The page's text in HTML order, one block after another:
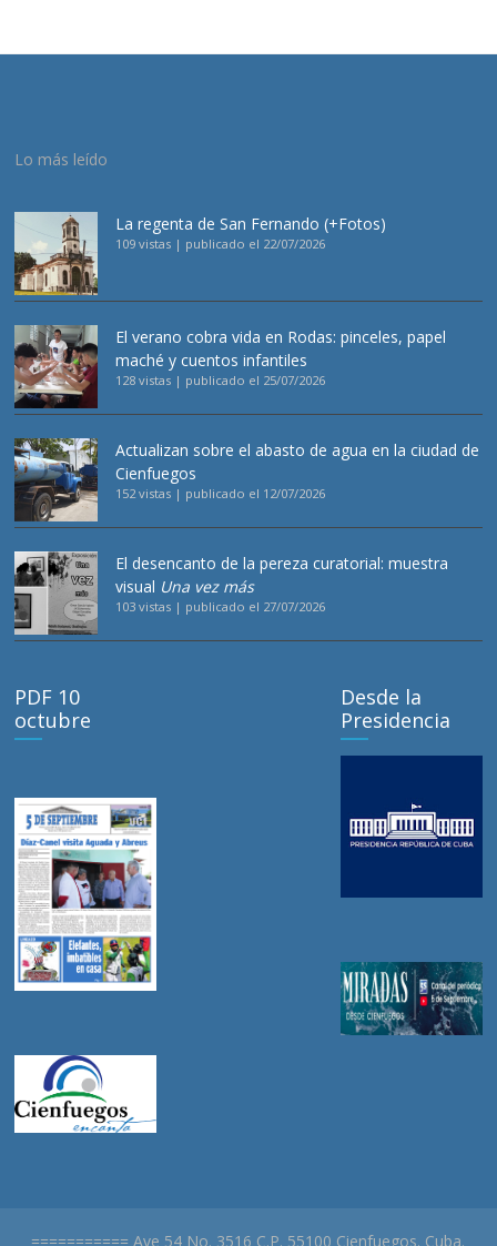
Lo más leído
La regenta de San Fernando (+Fotos)
109 vistas | publicado el 22/07/2026
El verano cobra vida en Rodas: pinceles, papel
maché y cuentos infantiles
128 vistas | publicado el 25/07/2026
Actualizan sobre el abasto de agua en la ciudad de
Cienfuegos
152 vistas | publicado el 12/07/2026
El desencanto de la pereza curatorial: muestra
visual Una vez más
103 vistas | publicado el 27/07/2026
PDF 10
octubre
Desde la
Presidencia
=========== Ave 54 No. 3516 C.P. 55100 Cienfuegos. Cuba.